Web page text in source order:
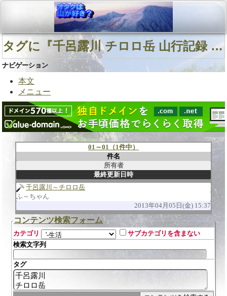
タグに『千呂露川 チロロ岳 山行記録 ヌメリスギタケモドキ』を含む用語
ナビゲーション
本文
メニュー
01～01（1件中）
件名
所有者
最終更新日時
千呂露川～チロロ岳
ふ～ちゃん
2013年04月05日(金) 15:37
コンテンツ検索フォーム
カテゴリ
サブカテゴリを含まない
検索文字列
タグ